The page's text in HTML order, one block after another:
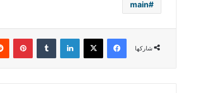
main
شاركها
فيسبوك ‫X لينكدإن